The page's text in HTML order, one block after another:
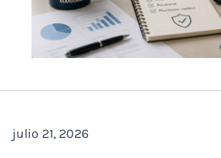
julio 21, 2026